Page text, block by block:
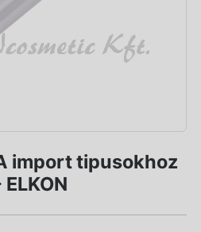
import tipusokhoz